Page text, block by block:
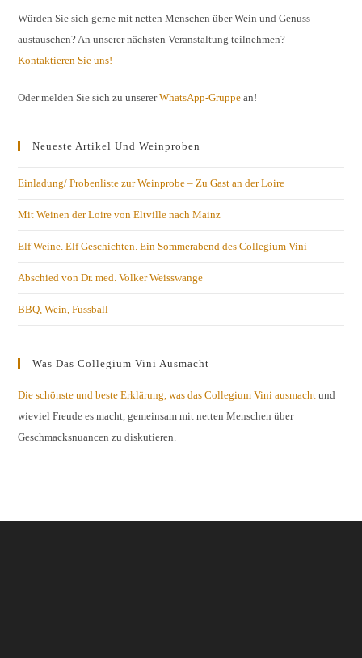
Würden Sie sich gerne mit netten Menschen über Wein und Genuss
austauschen? An unserer nächsten Veranstaltung teilnehmen?
Kontaktieren Sie uns!
Oder melden Sie sich zu unsererWhatsApp-Gruppe an!
Neueste Artikel Und Weinproben
Einladung/ Probenliste zur Weinprobe – Zu Gast an der Loire
Mit Weinen der Loire von Eltville nach Mainz
Elf Weine. Elf Geschichten. Ein Sommerabend des Collegium Vini
Abschied von Dr. med. Volker Weisswange
BBQ, Wein, Fussball
Was Das Collegium Vini Ausmacht
Die schönste und beste Erklärung, was das Collegium Vini ausmacht und
wieviel Freude es macht, gemeinsam mit netten Menschen über
Geschmacksnuancen zu diskutieren.